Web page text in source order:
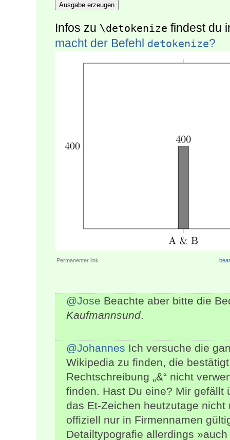
Ausgabe erzeugen
Infos zu \detokenize findest du
macht der Befehl detokenize?
Permanenter link
@Jose Beachte aber bitte die
Kaufmannsund.
@Johannes Ich versuche die
Wikipedia zu finden, die
Rechtschreibung „&“ nicht
finden. Hast Du eine? Mir
das Et-Zeichen heutzutage
offiziell nur in Firmennamen
Detailtypografie allerdings